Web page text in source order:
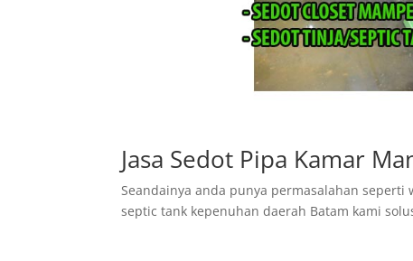
Jasa Sedot Pipa Kamar
Seandainya anda punya permasalahan
septic tank kepenuhan daerah Batam kami